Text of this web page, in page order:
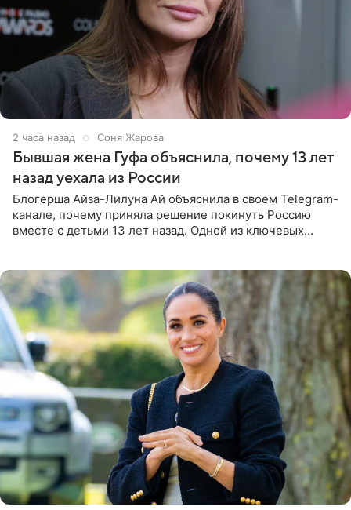
2 часа назад Соня Жарова
Бывшая жена Гуфа объяснила, почему 13 лет
назад уехала из России
Блогерша Айза-Лилуна Ай объяснила в своем Telegram-
канале, почему приняла решение покинуть Россию
вместе с детьми 13 лет назад. Одной из ключевых